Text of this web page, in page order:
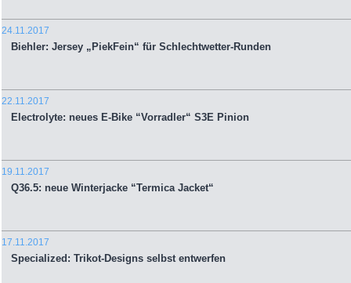
24.11.2017
Biehler: Jersey „PiekFein“ für Schlechtwetter-Runden
22.11.2017
Electrolyte: neues E-Bike “Vorradler“ S3E Pinion
19.11.2017
Q36.5: neue Winterjacke “Termica Jacket“
17.11.2017
Specialized: Trikot-Designs selbst entwerfen